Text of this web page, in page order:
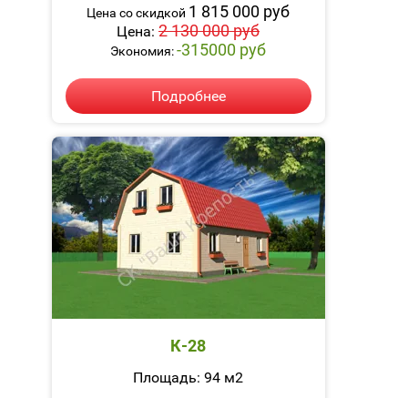
Цена со скидкой 1 815 000 руб
Цена: 2 130 000 руб
Экономия:-315000 руб
Подробнее
К-28
Площадь: 94 м2